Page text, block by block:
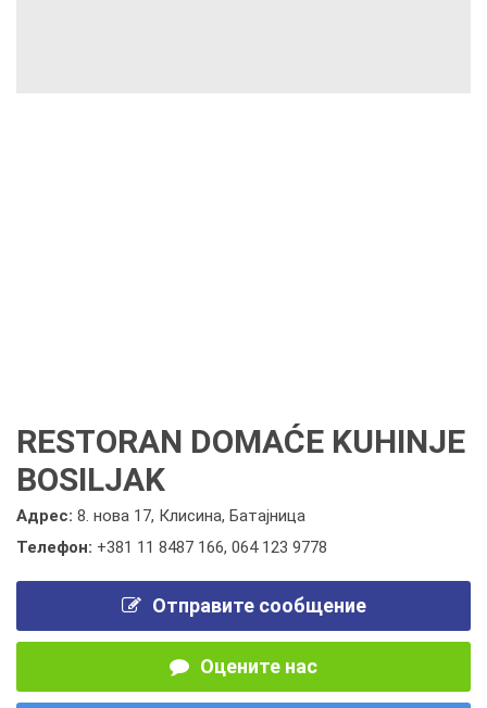
RESTORAN DOMAĆE KUHINJE
BOSILJAK
Адрес: 8. нова 17, Клисина, Батајница
Телефон: +381 11 8487 166, 064 123 9778
Отправите сообщение
Оцените нас